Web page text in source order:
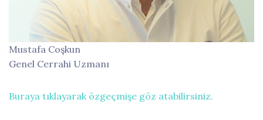
Mustafa Coşkun
Genel Cerrahi Uzmanı
Buraya tıklayarak özgeçmişe göz atabilirsiniz.